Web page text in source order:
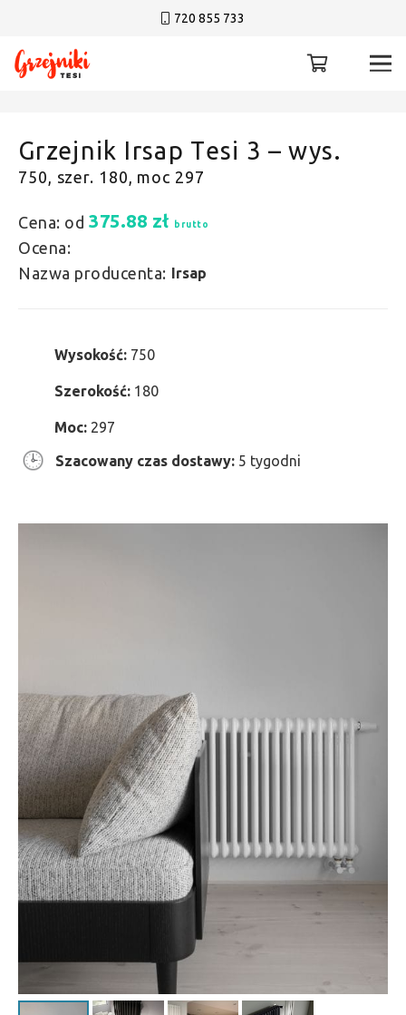
720 855 733
Grzejnik Irsap Tesi 3 – wys.
750, szer. 180, moc 297
Cena: od 375.88 zł brutto
Ocena:
Nazwa producenta: Irsap
Wysokość: 750
Szerokość: 180
Moc: 297
Szacowany czas dostawy: 5 tygodni